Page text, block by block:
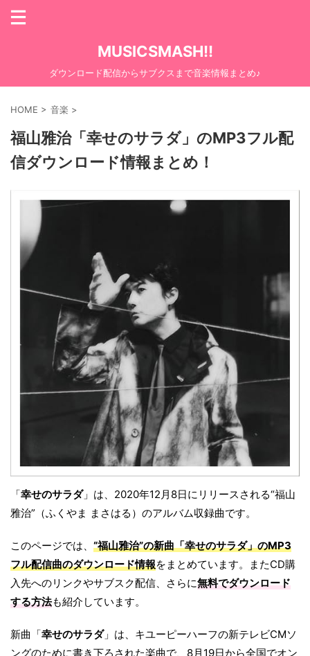
MUSICSMASH!!
ダウンロード配信からサブクスまで音楽情報まとめ♪
HOME > 音楽 >
福山雅治「幸せのサラダ」のMP3フル配
信ダウンロード情報まとめ！
「幸せのサラダ」は、2020年12月8日にリリースされる“福山
雅治”（ふくやま まさはる）のアルバム収録曲です。
このページでは、 “福山雅治”の新曲「幸せのサラダ」のMP3
フル配信曲のダウンロード情報をまとめています。またCD購
入先へのリンクやサブスク配信、さらに無料でダウンロード
する方法も紹介しています。
新曲「幸せのサラダ」は、キユーピーハーフの新テレビCMソ
ングのために書き下ろされた楽曲で、8月19日から全国でオン